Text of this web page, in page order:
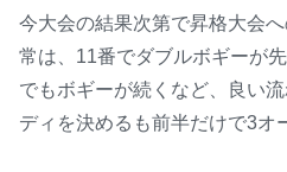
今大会の結果次第で昇格大会
常は、11番でダブルボギーが
でもボギーが続くなど、良い
ディを決めるも前半だけで3オ